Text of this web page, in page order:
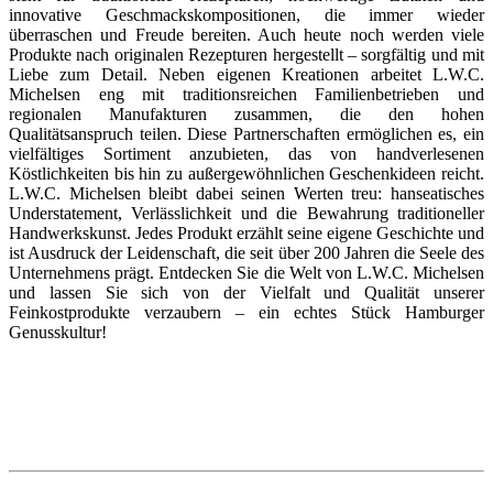
innovative Geschmackskompositionen, die immer wieder
überraschen und Freude bereiten. Auch heute noch werden viele
Produkte nach originalen Rezepturen hergestellt – sorgfältig und mit
Liebe zum Detail. Neben eigenen Kreationen arbeitet L.W.C.
Michelsen eng mit traditionsreichen Familienbetrieben und
regionalen Manufakturen zusammen, die den hohen
Qualitätsanspruch teilen. Diese Partnerschaften ermöglichen es, ein
vielfältiges Sortiment anzubieten, das von handverlesenen
Köstlichkeiten bis hin zu außergewöhnlichen Geschenkideen reicht.
L.W.C. Michelsen bleibt dabei seinen Werten treu: hanseatisches
Understatement, Verlässlichkeit und die Bewahrung traditioneller
Handwerkskunst. Jedes Produkt erzählt seine eigene Geschichte und
ist Ausdruck der Leidenschaft, die seit über 200 Jahren die Seele des
Unternehmens prägt. Entdecken Sie die Welt von L.W.C. Michelsen
und lassen Sie sich von der Vielfalt und Qualität unserer
Feinkostprodukte verzaubern – ein echtes Stück Hamburger
Genusskultur!